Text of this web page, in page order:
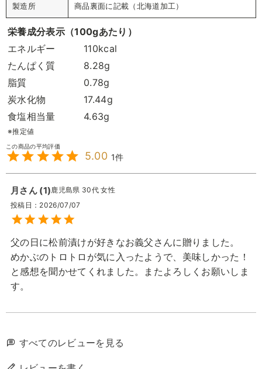
製造所 商品裏面に記載（北海道加工）
栄養成分表示（100gあたり）
エネルギー
110kcal
たんぱく質
8.28g
脂質
0.78g
炭水化物
17.44g
食塩相当量
4.63g
※推定値
5.00 1
月 1 鹿児島県 30代 女性
投稿日
2026/07/07
父の日に松前漬けが好きなお義父さんに贈りました。
めかぶのトロトロが気に入ったようで、美味しかった！
と感想を聞かせてくれました。またよろしくお願いしま
す。
すべてのレビューを見る